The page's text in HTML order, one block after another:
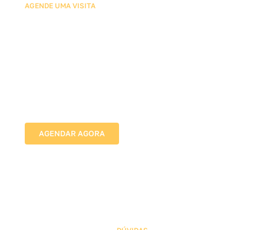
AGENDE UMA VISITA
AGENDAR AGORA